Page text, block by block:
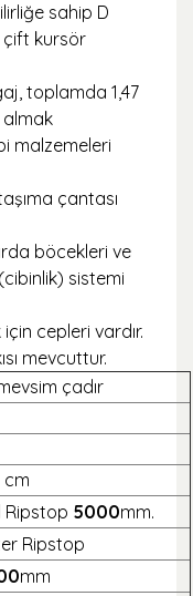
sahip D
çift kursör
toplamda 1,47
almak
malzemeleri
çantası
böcekleri ve
sistemi
cepleri vardır.
mevcuttur.
çadır
cm
Ripstop 5000mm.
Ripstop
mm